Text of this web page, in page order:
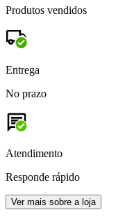
Produtos vendidos
Entrega
No prazo
Atendimento
Responde rápido
Ver mais sobre a loja